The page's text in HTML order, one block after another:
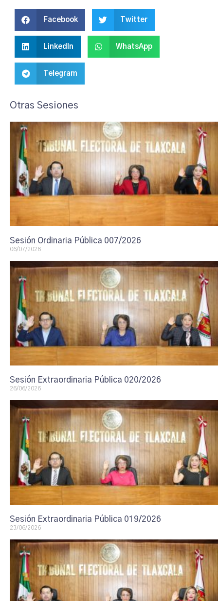
Facebook Twitter
LinkedIn WhatsApp
Telegram
Otras Sesiones
Sesión Ordinaria Pública 007/2026
06/07/2026
Sesión Extraordinaria Pública 020/2026
26/06/2026
Sesión Extraordinaria Pública 019/2026
23/06/2026